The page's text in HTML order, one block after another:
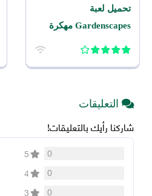
تحميل لعبة
Gardenscapes مهكرة
التعليقات
شاركنا رأيك بالتعليقات!
0
5
0
4
0
3